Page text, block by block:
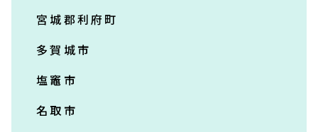
宮城郡利府町
多賀城市
塩竈市
名取市